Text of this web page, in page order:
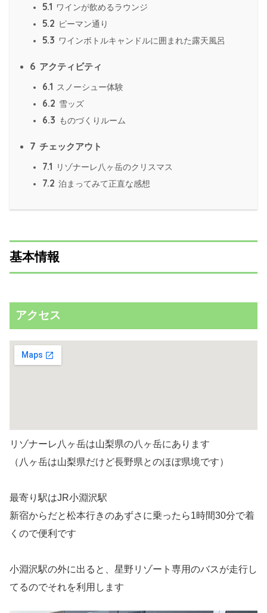
5.1 ワインが飲めるラウンジ
5.2 ピーマン通り
5.3 ワインボトルキャンドルに囲まれた露天風呂
6 アクティビティ
6.1 スノーシュー体験
6.2 雪ッズ
6.3 ものづくりルーム
7 チェックアウト
7.1 リゾナーレ八ヶ岳のクリスマス
7.2 泊まってみて正直な感想
基本情報
アクセス
リゾナーレ八ヶ岳は山梨県の八ヶ岳にあります
（八ヶ岳は山梨県だけど長野県とのほぼ県境です）
最寄り駅はJR小淵沢駅
新宿からだと松本行きのあずさに乗ったら1時間30分で着
くので便利です
小淵沢駅の外に出ると、星野リゾート専用のバスが走行し
てるのでそれを利用します